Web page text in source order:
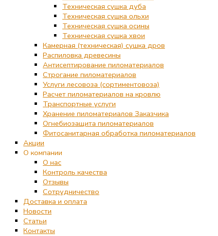
Техническая сушка дуба
Техническая сушка ольхи
Техническая сушка осины
Техническая сушка хвои
Камерная (техническая) сушка дров
Распиловка древесины
Антисептирование пиломатериалов
Строгание пиломатериалов
Услуги лесовоза (сортиментовоза)
Расчет пиломатериалов на кровлю
Транспортные услуги
Хранение пиломатериалов Заказчика
Огнебиозащита пиломатериалов
Фитосанитарная обработка пиломатериалов
Акции
О компании
О нас
Контроль качества
Отзывы
Сотрудничество
Доставка и оплата
Новости
Статьи
Контакты